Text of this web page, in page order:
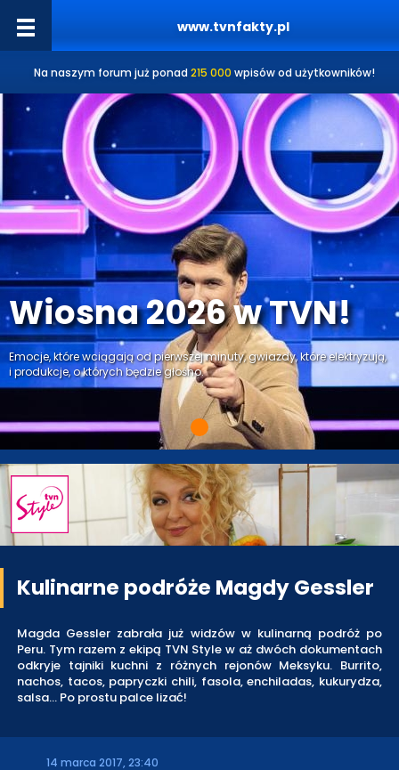
www.tvnfakty.pl
Na naszym forum już ponad 215 000 wpisów od użytkowników!
Wiosna 2026 w TVN!
Emocje, które wciągają od pierwszej minuty, gwiazdy, które elektryzują,
i produkcje, o których będzie głośno.
Kulinarne podróże Magdy Gessler
Magda Gessler zabrała już widzów w kulinarną podróż po
Peru. Tym razem z ekipą TVN Style w aż dwóch dokumentach
odkryje tajniki kuchni z różnych rejonów Meksyku. Burrito,
nachos, tacos, papryczki chili, fasola, enchiladas, kukurydza,
salsa… Po prostu palce lizać!
14 marca 2017, 23:40